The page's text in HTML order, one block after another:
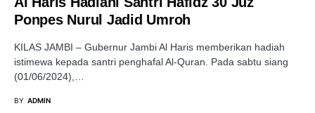
Ponpes Nurul Jadid Umroh
KILAS JAMBI – Gubernur Jambi Al Haris memberikan hadiah
istimewa kepada santri penghafal Al-Quran. Pada sabtu siang
(01/06/2024),…
BY ADMIN